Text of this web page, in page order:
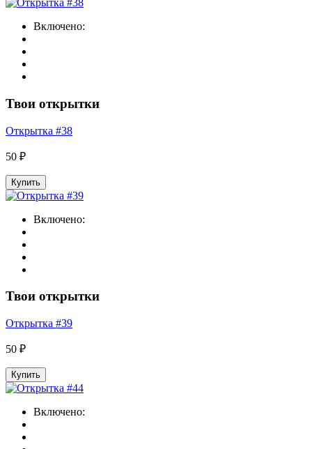
Включено:
Твои открытки
Открытка #38
50 ₽
Купить
Включено:
Твои открытки
Открытка #39
50 ₽
Купить
Включено: